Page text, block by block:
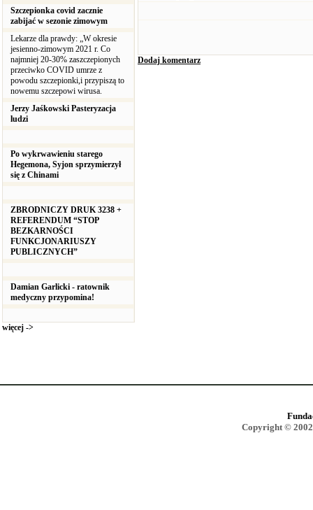
Szczepionka covid zacznie
zabijać w sezonie zimowym
Lekarze dla prawdy: „W okresie
jesienno-zimowym 2021 r. Co
najmniej 20-30% zaszczepionych
przeciwko COVID umrze z
powodu szczepionki,i przypiszą to
nowemu szczepowi wirusa.
Jerzy Jaśkowski Pasteryzacja
ludzi
Po wykrwawieniu starego
Hegemona, Syjon sprzymierzył
się z Chinami
ZBRODNICZY DRUK 3238 +
REFERENDUM “STOP
BEZKARNOŚCI
FUNKCJONARIUSZY
PUBLICZNYCH”
Damian Garlicki - ratownik
medyczny przypomina!
więcej ->
Dodaj komentarz
Copyright ©